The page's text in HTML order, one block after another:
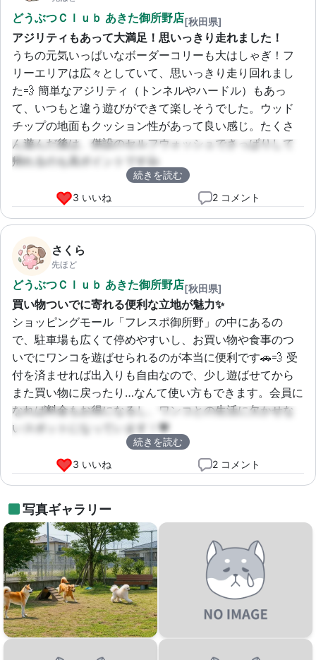
どうぶつＣｌｕｂ あきた御所野店[秋田県]
アジリティもあって大満足！思いっきり走れました！
うちの元気いっぱいなボーダーコリーも大はしゃぎ！フ
リーエリアは広々としていて、思いっきり走り回れまし
た💨 簡単なアジリティ（トンネルやハードル）もあっ
て、いつもと違う遊びができて楽しそうでした。ウッド
チップの地面もクッション性があって良い感じ。たくさ
ん遊んだ後は、併設のセルフウォッシュでさっぱりして
帰れるのも高ポイントです👍
続きを読む
3 いいね
2 コメント
さくら
先ほど
どうぶつＣｌｕｂ あきた御所野店[秋田県]
買い物ついでに寄れる便利な立地が魅力✨
ショッピングモール「フレスポ御所野」の中にあるの
で、駐車場も広くて停めやすいし、お買い物や食事のつ
いでにワンコを遊ばせられるのが本当に便利です🚗💨 受
付を済ませれば出入りも自由なので、少し遊ばせてから
また買い物に戻ったり…なんて使い方もできます。会員に
なれば料金もお得になるし、ワンコとの生活に欠かせな
いスポットになっています！💖
続きを読む
3 いいね
2 コメント
写真ギャラリー